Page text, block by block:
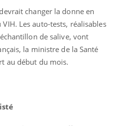
changer la donne en
Les auto-tests, réalisables
de salive, vont
la ministre de la Santé
au début du mois.